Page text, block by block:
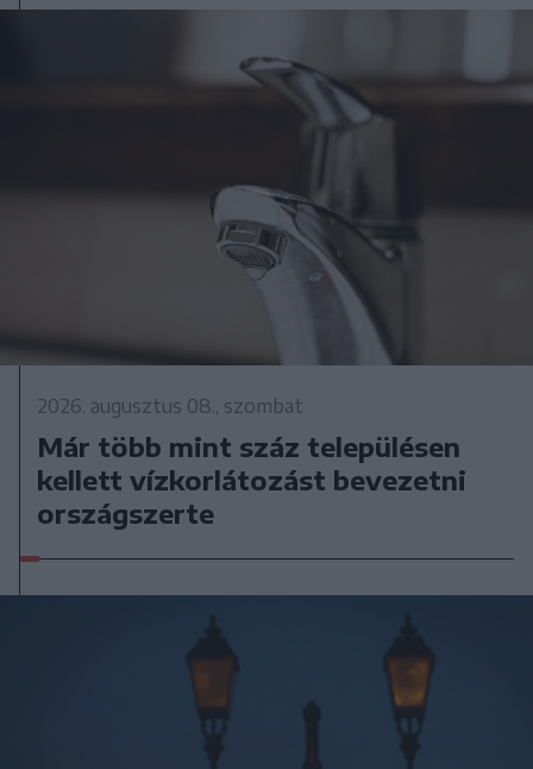
2026. augusztus 08., szombat
Már több mint száz településen
kellett vízkorlátozást bevezetni
országszerte